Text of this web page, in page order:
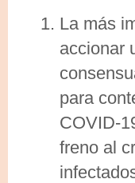
La más
accionar
para
COVID-
freno al